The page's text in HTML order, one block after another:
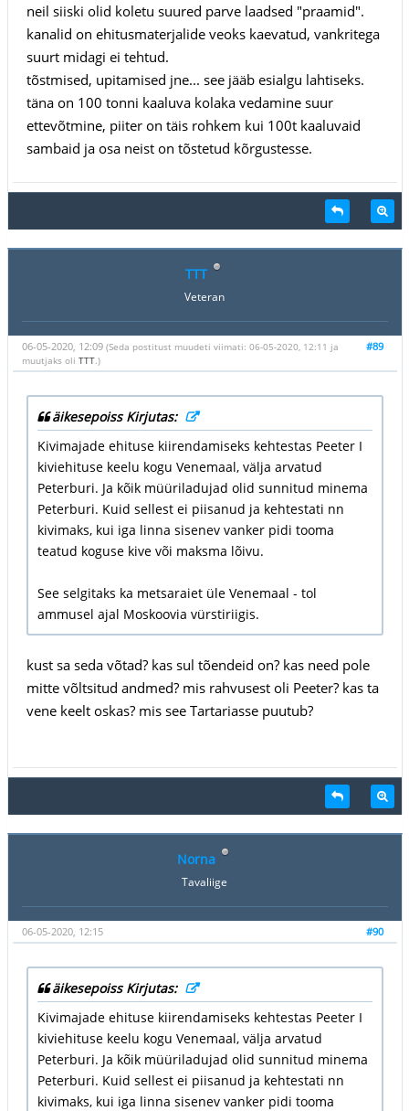
neil siiski olid koletu suured parve laadsed "praamid".
kanalid on ehitusmaterjalide veoks kaevatud, vankritega
suurt midagi ei tehtud.
tõstmised, upitamised jne... see jääb esialgu lahtiseks.
täna on 100 tonni kaaluva kolaka vedamine suur
ettevõtmine, piiter on täis rohkem kui 100t kaaluvaid
sambaid ja osa neist on tõstetud kõrgustesse.
TTT
Veteran
#89
06-05-2020, 12:09 (Seda postitust muudeti viimati: 06-05-2020, 12:11 ja
muutjaks oli TTT.)
äikesepoiss Kirjutas:
Kivimajade ehituse kiirendamiseks kehtestas Peeter I
kiviehituse keelu kogu Venemaal, välja arvatud
Peterburi. Ja kõik müüriladujad olid sunnitud minema
Peterburi. Kuid sellest ei piisanud ja kehtestati nn
kivimaks, kui iga linna sisenev vanker pidi tooma
teatud koguse kive või maksma lõivu.
See selgitaks ka metsaraiet üle Venemaal - tol
ammusel ajal Moskoovia vürstiriigis.
kust sa seda võtad? kas sul tõendeid on? kas need pole
mitte võltsitud andmed? mis rahvusest oli Peeter? kas ta
vene keelt oskas? mis see Tartariasse puutub?
Norna
Tavaliige
#90
06-05-2020, 12:15
äikesepoiss Kirjutas:
Kivimajade ehituse kiirendamiseks kehtestas Peeter I
kiviehituse keelu kogu Venemaal, välja arvatud
Peterburi. Ja kõik müüriladujad olid sunnitud minema
Peterburi. Kuid sellest ei piisanud ja kehtestati nn
kivimaks, kui iga linna sisenev vanker pidi tooma